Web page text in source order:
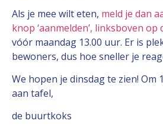
Als je mee wilt eten, meld je dan
knop ‘aanmelden’, linksboven op
vóór maandag 13.00 uur. Er is
bewoners, dus hoe sneller je
We hopen je dinsdag te zien! Om
aan tafel,
de buurtkoks